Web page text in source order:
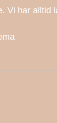
Vi har alltid